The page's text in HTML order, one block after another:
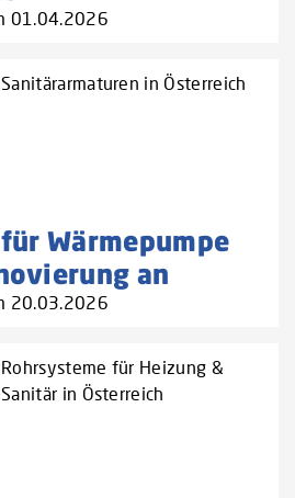
01.04.2026
Sanitärarmaturen in Österreich
Wärmepumpe
an
20.03.2026
Rohrsysteme für Heizung &
Sanitär in Österreich